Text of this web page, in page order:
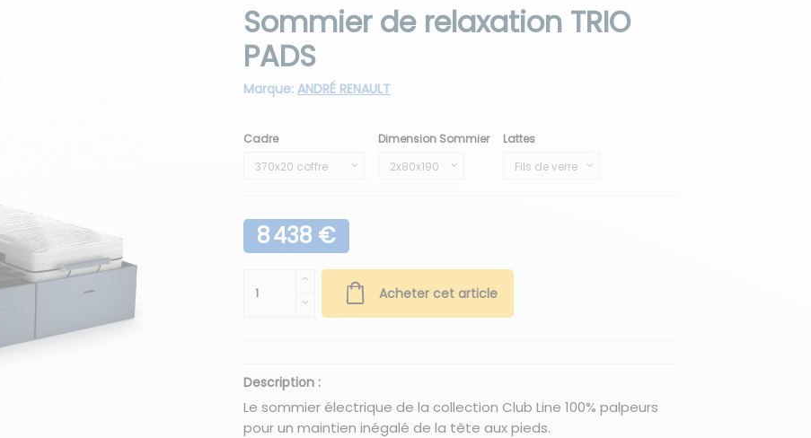
Sommier de relaxation TRIO
PADS
Marque: ANDRÉ RENAULT
Cadre Dimension Sommier Lattes
8 438 €
Acheter cet article
Description :
Le sommier électrique de la collection Club Line 100% palpeurs
pour un maintien inégalé de la tête aux pieds.